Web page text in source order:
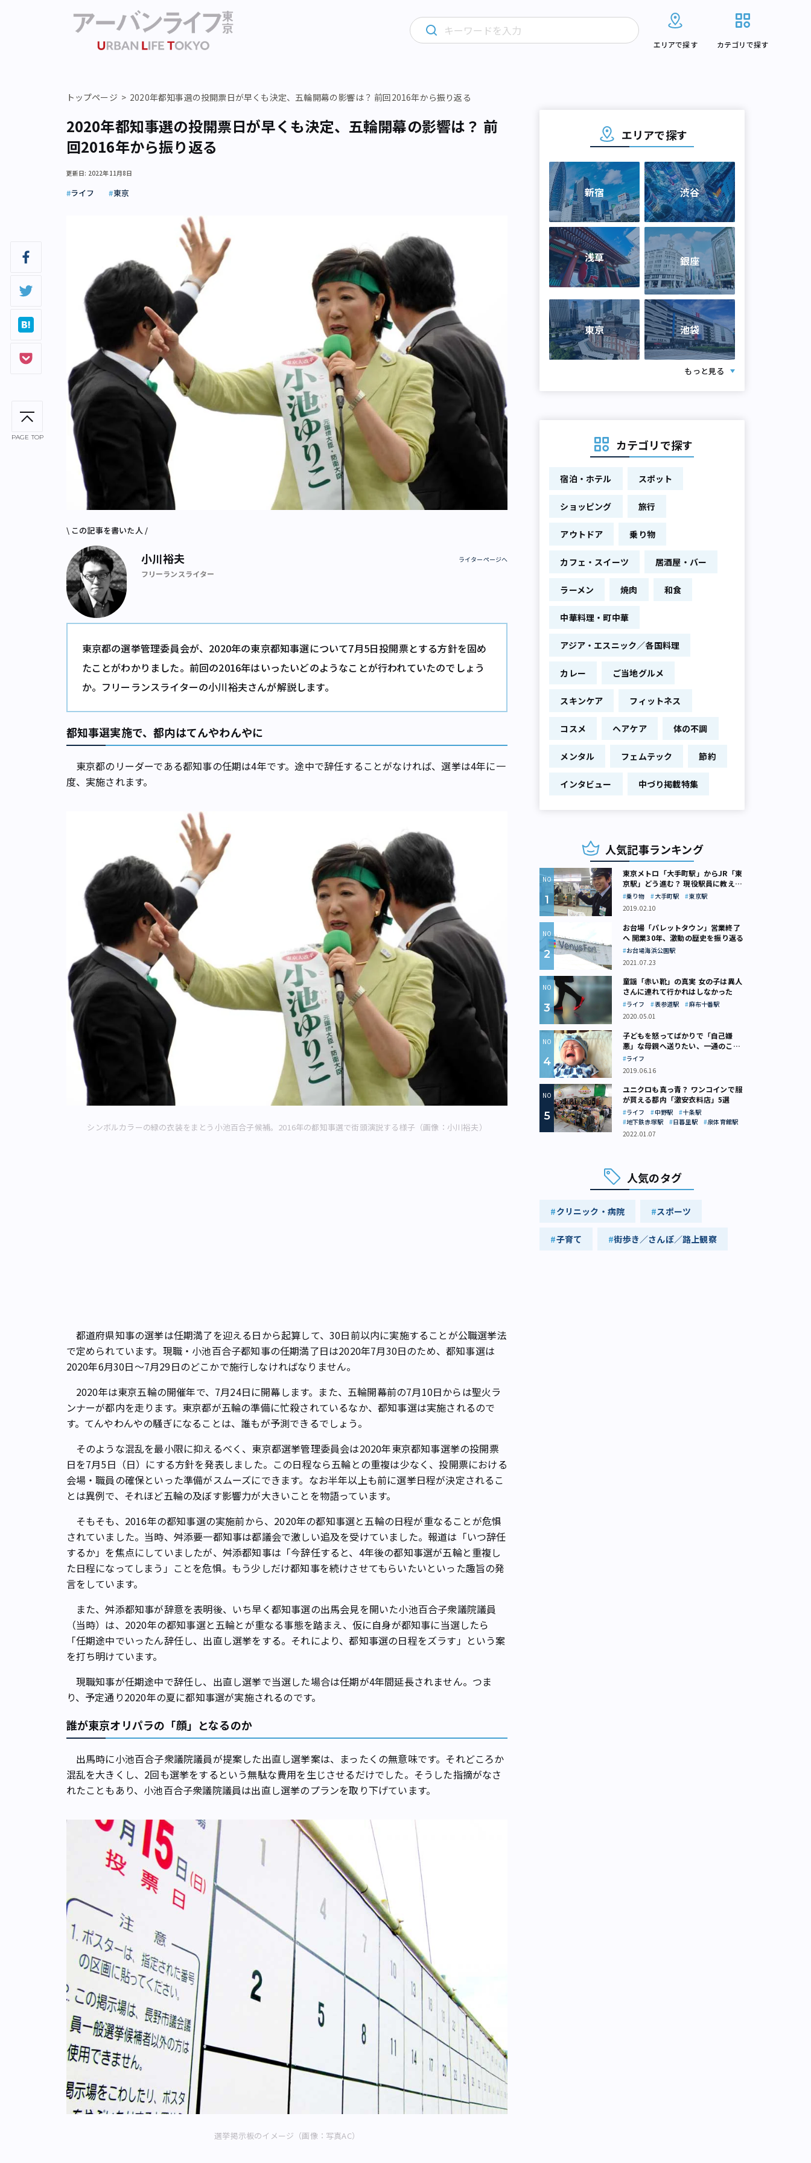
エリアで探す カテゴリで探す
PAGE TOP
トップページ 2020年都知事選の投開票日が早くも決定、五輪開幕の影響は？ 前回2016年から振り返る
2020年都知事選の投開票日が早くも決定、五輪開幕の影響は？ 前
回2016年から振り返る
更新日: 2022年11月8日
ライフ 東京
\ この記事を書いた人 /
小川裕夫
フリーランスライター
ライターページへ
東京都の選挙管理委員会が、2020年の東京都知事選について7月5日投開票とする方針を固め
たことがわかりました。前回の2016年はいったいどのようなことが行われていたのでしょう
か。フリーランスライターの小川裕夫さんが解説します。
都知事選実施で、都内はてんやわんやに
東京都のリーダーである都知事の任期は4年です。途中で辞任することがなければ、選挙は4年に一
度、実施されます。
シンボルカラーの緑の衣装をまとう小池百合子候補。2016年の都知事選で街頭演説する様子（画像：小川裕夫）
都道府県知事の選挙は任期満了を迎える日から起算して、30日前以内に実施することが公職選挙法
で定められています。現職・小池百合子都知事の任期満了日は2020年7月30日のため、都知事選は
2020年6月30日～7月29日のどこかで施行しなければなりません。
2020年は東京五輪の開催年で、7月24日に開幕します。また、五輪開幕前の7月10日からは聖火ラ
ンナーが都内を走ります。東京都が五輪の準備に忙殺されているなか、都知事選は実施されるので
す。てんやわんやの騒ぎになることは、誰もが予測できるでしょう。
そのような混乱を最小限に抑えるべく、東京都選挙管理委員会は2020年東京都知事選挙の投開票
日を7月5日（日）にする方針を発表しました。この日程なら五輪との重複は少なく、投開票における
会場・職員の確保といった準備がスムーズにできます。なお半年以上も前に選挙日程が決定されるこ
とは異例で、それほど五輪の及ぼす影響力が大きいことを物語っています。
そもそも、2016年の都知事選の実施前から、2020年の都知事選と五輪の日程が重なることが危惧
されていました。当時、舛添要一都知事は都議会で激しい追及を受けていました。報道は「いつ辞任
するか」を焦点にしていましたが、舛添都知事は「今辞任すると、4年後の都知事選が五輪と重複し
た日程になってしまう」ことを危惧。もう少しだけ都知事を続けさせてもらいたいといった趣旨の発
言をしています。
また、舛添都知事が辞意を表明後、いち早く都知事選の出馬会見を開いた小池百合子衆議院議員
（当時）は、2020年の都知事選と五輪とが重なる事態を踏まえ、仮に自身が都知事に当選したら
「任期途中でいったん辞任し、出直し選挙をする。それにより、都知事選の日程をズラす」という案
を打ち明けています。
現職知事が任期途中で辞任し、出直し選挙で当選した場合は任期が4年間延長されません。つま
り、予定通り2020年の夏に都知事選が実施されるのです。
誰が東京オリパラの「顔」となるのか
出馬時に小池百合子衆議院議員が提案した出直し選挙案は、まったくの無意味です。それどころか
混乱を大きくし、2回も選挙をするという無駄な費用を生じさせるだけでした。そうした指摘がなさ
れたこともあり、小池百合子衆議院議員は出直し選挙のプランを取り下げています。
選挙掲示板のイメージ（画像：写真AC）
エリアで探す
新宿 渋谷
浅草 銀座
東京 池袋
もっと見る
カテゴリで探す
宿泊・ホテル スポット
ショッピング 旅行
アウトドア 乗り物
カフェ・スイーツ 居酒屋・バー
ラーメン 焼肉 和食
中華料理・町中華
アジア・エスニック／各国料理
カレー ご当地グルメ
スキンケア フィットネス
コスメ ヘアケア 体の不調
メンタル フェムテック 節約
インタビュー 中づり掲載特集
人気記事ランキング
東京メトロ「大手町駅」からJR「東
京駅」どう進む？ 現役駅員に教えて
もらいました
乗り物 大手町駅
東京駅
2019.02.10
お台場「パレットタウン」営業終了
へ 開業30年、激動の歴史を振り返る
お台場海浜公園駅
2021.07.23
童謡「赤い靴」の真実 女の子は異人
さんに連れて行かれはしなかった
ライフ 表参道駅
麻布十番駅
2020.05.01
子どもを怒ってばかりで「自己嫌
悪」な母親へ送りたい、一通のここ
ろの処方箋
ライフ
2019.06.16
ユニクロも真っ青？ ワンコインで服
が買える都内「激安衣料店」5選
ライフ 中野駅
十条駅
地下鉄赤塚駅
日暮里駅
泉体育館駅
2022.01.07
人気のタグ
クリニック・病院 スポーツ
子育て 街歩き／さんぽ／路上観察